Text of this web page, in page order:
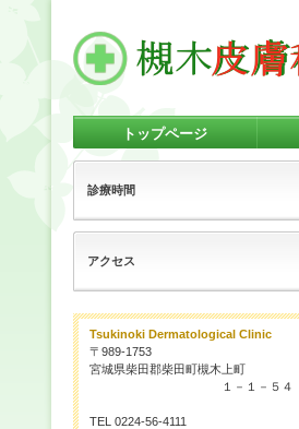
トップページ
診療時間
アクセス
Tsukinoki Dermatological Clinic
〒989-1753
宮城県柴田郡柴田町槻木上町
１－１－５４
TEL 0224-56-4111